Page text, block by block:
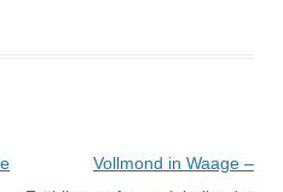
Vollmond in Waage –